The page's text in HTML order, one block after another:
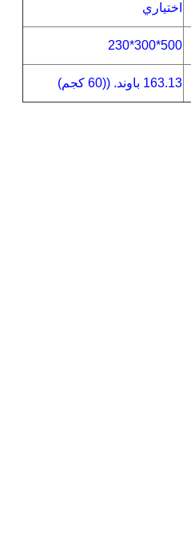
اختياري
500*300*230
163.13 باوند. ((60 كجم)